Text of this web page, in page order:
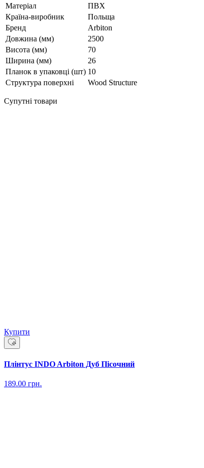
Матеріал
ПВХ
Країна-виробник
Польща
Бренд
Arbiton
Довжина (мм)
2500
Висота (мм)
70
Ширина (мм)
26
Планок в упаковці (шт) 10
Структура поверхні
Wood Structure
Супутні товари
Купити
Плінтус INDO Arbiton Дуб Пісочний
189.00 грн.